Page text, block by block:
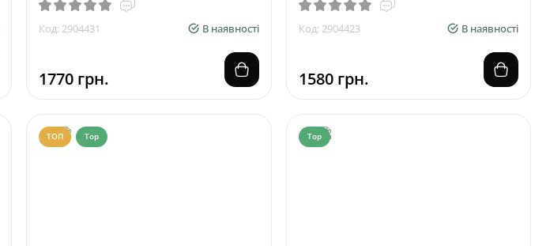
Код: 2904431 В наявності
1770 грн.
Код: 2904423 В наявності
1580 грн.
ТОП Top Top